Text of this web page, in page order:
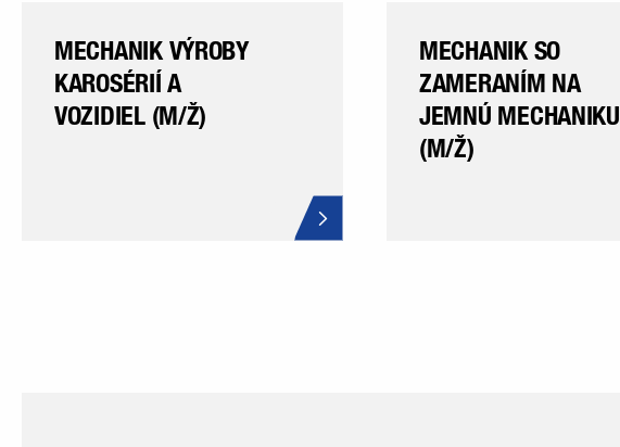
MECHANIK VÝROBY
KAROSÉRIÍ A
VOZIDIEL (M/Ž)
MECHANIK SO
ZAMERANÍM NA
JEMNÚ MECHANIKU
(M/Ž)